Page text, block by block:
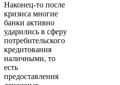
Наконец-то после
кризиса многие
банки активно
ударились в сферу
потребительского
кредитования
наличными, то
есть
предоставления